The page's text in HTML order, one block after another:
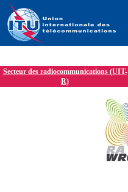
Secteur des radiocommunications (UIT-
R)